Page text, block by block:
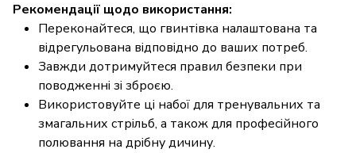
Рекомендації щодо використання:
Переконайтеся, що гвинтівка налаштована та
відрегульована відповідно до ваших потреб.
Завжди дотримуйтеся правил безпеки при
поводженні зі зброєю.
Використовуйте ці набої для тренувальних та
змагальних стрільб, а також для професійного
полювання на дрібну дичину.